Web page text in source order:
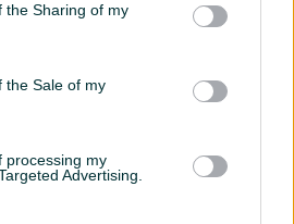
the Sharing of my
the Sale of my
processing my
Advertising.
možemo identificirati putem
na korisničkom profilu,
identificirati kako bismo Vam
svoja prava.
podataka i imate pravo na